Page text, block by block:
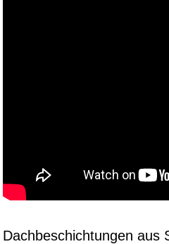
Dachbeschichtungen aus